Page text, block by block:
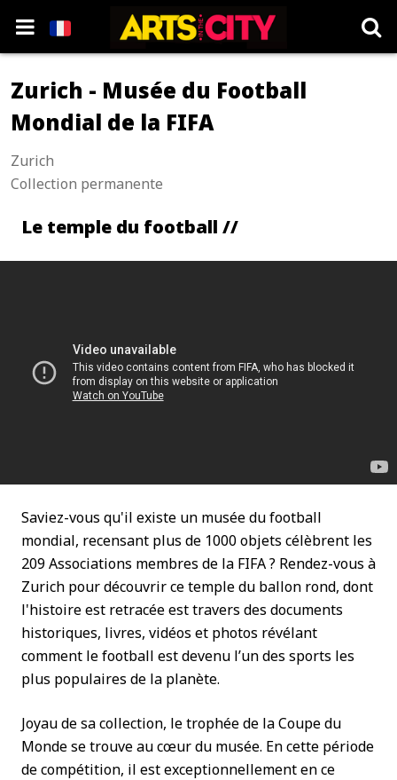
Zurich - Musée du Football
Mondial de la FIFA
Zurich
Collection permanente
Le temple du football //
Saviez-vous qu'il existe un musée du football
mondial, recensant plus de 1000 objets célèbrent les
209 Associations membres de la FIFA ? Rendez-vous à
Zurich pour découvrir ce temple du ballon rond, dont
l'histoire est retracée est travers des documents
historiques, livres, vidéos et photos révélant
comment le football est devenu l’un des sports les
plus populaires de la planète.
Joyau de sa collection, le trophée de la Coupe du
Monde se trouve au cœur du musée. En cette période
de compétition, il est exceptionnellement en ce